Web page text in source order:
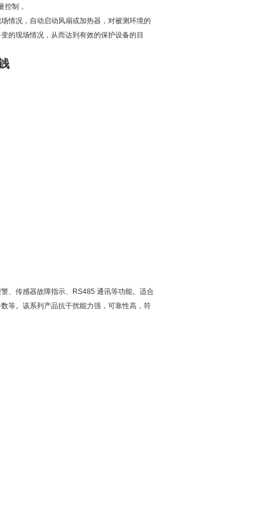
控制，
情况，自动启动风扇或加热器，对被测环境的
的现场情况，从而达到有效的保护设备的目
、传感器故障指示、RS485 通讯等功能。适合
等。该系列产品抗干扰能力强，可靠性高，符